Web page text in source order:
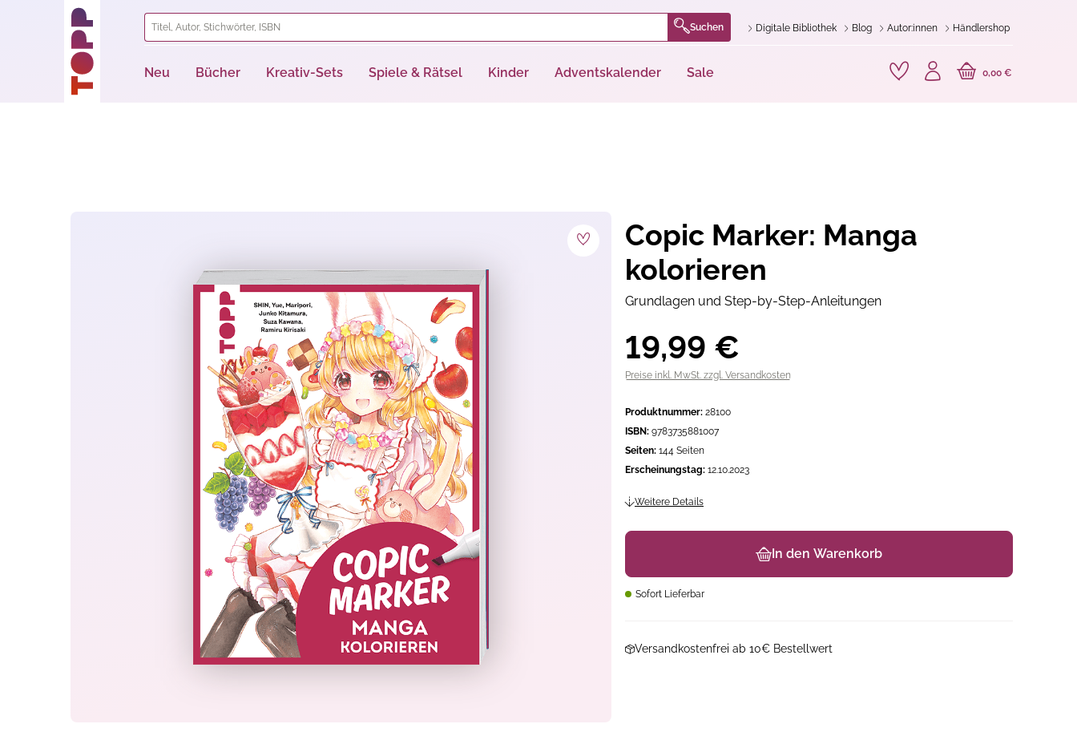
Zur Hauptnavigation springen
Suchen Digitale Bibliothek Blog Autor:innen Händlershop
Neu Bücher Kreativ-Sets Spiele & Rätsel Kinder Adventskalender Sale 0,00 €
Copic Marker: Manga
kolorieren
Grundlagen und Step-by-Step-Anleitungen
19,99 €
Preise inkl. MwSt. zzgl. Versandkosten
Produktnummer: 28100
ISBN: 9783735881007
Seiten: 144 Seiten
Erscheinungstag: 12.10.2023
Weitere Details
In den Warenkorb
Sofort Lieferbar
Versandkostenfrei ab 10€ Bestellwert